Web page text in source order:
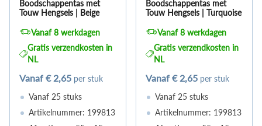
Boodschappentas met
Touw Hengsels | Beige
Vanaf 8 werkdagen
Gratis verzendkosten in
NL
Vanaf € 2,65 per stuk
Vanaf 25 stuks
Artikelnummer: 199813
Boodschappentas met
Touw Hengsels | Turquoise
Vanaf 8 werkdagen
Gratis verzendkosten in
NL
Vanaf € 2,65 per stuk
Vanaf 25 stuks
Artikelnummer: 199813